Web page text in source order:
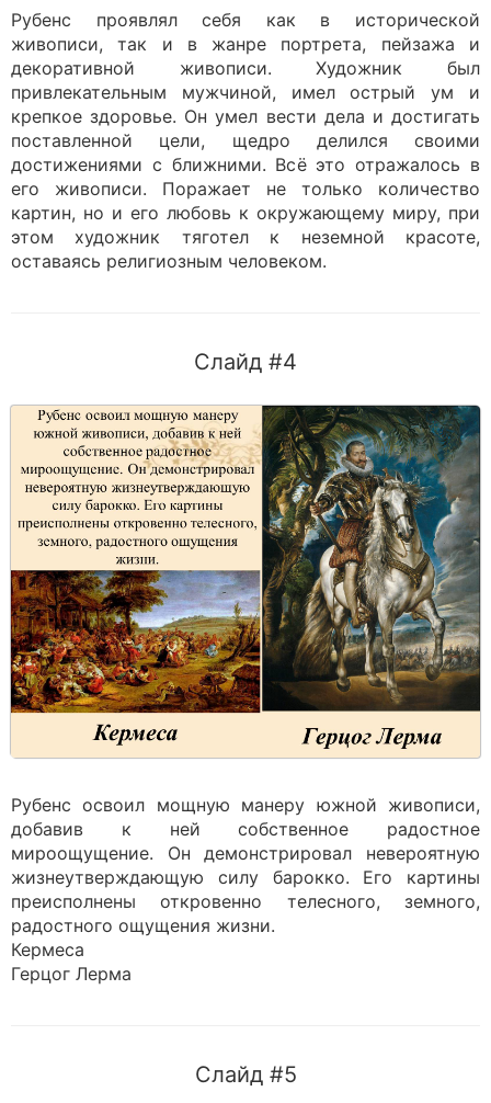
Рубенс проявлял себя как в исторической
живописи, так и в жанре портрета, пейзажа и
декоративной живописи. Художник был
привлекательным мужчиной, имел острый ум и
крепкое здоровье. Он умел вести дела и достигать
поставленной цели, щедро делился своими
достижениями с ближними. Всё это отражалось в
его живописи. Поражает не только количество
картин, но и его любовь к окружающему миру, при
этом художник тяготел к неземной красоте,
оставаясь религиозным человеком.
Слайд #4
Рубенс освоил мощную манеру южной живописи,
добавив к ней собственное радостное
мироощущение. Он демонстрировал невероятную
жизнеутверждающую силу барокко. Его картины
преисполнены откровенно телесного, земного,
радостного ощущения жизни.
Кермеса
Герцог Лерма
Слайд #5